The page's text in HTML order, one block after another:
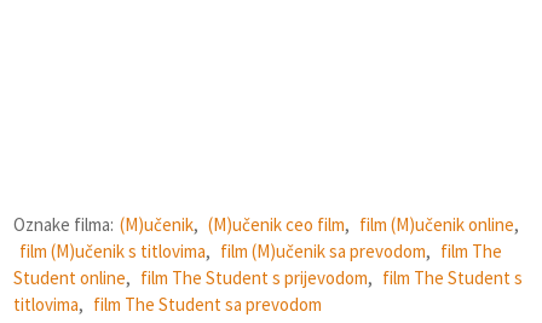
Oznake filma: (M)učenik, (M)učenik ceo film, film (M)učenik online,
film (M)učenik s titlovima, film (M)učenik sa prevodom, film The
Student online, film The Student s prijevodom, film The Student s
titlovima, film The Student sa prevodom